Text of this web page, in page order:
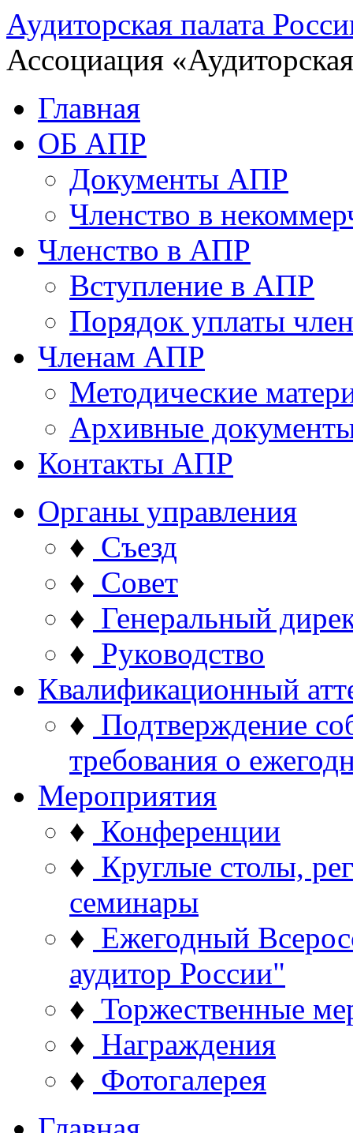
Аудиторская палата
Ассоциация
Главная
ОБ АПР
Документы АПР
Членство в
Членство в АПР
Вступление в АПР
Порядок уплаты
Членам АПР
Методические
Архивные
Контакты АПР
Органы управления
♦ Съезд
♦ Совет
♦ Генеральный
♦ Руководство
Квалификационный
♦ Подтверждение
требования о
Мероприятия
♦ Конференции
♦ Круглые столы,
семинары
♦ Ежегодный
аудитор России"
♦ Торжественные
♦ Награждения
♦ Фотогалерея